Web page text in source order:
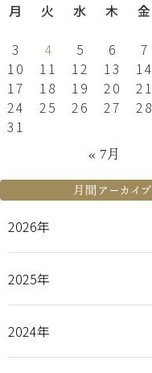
月
火 水 木 金
3
4 5 6 7
10
11 12 13 14
17
18 19 20 21
24
25 26 27 28
31
« 7月
月間アーカイブ
2026
2025
2024